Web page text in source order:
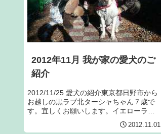
2012年11月 我が家の愛犬のご
紹介
2012/11/25 愛犬の紹介東京都日野市から
お越しの黒ラブ北ターシャちゃん７歳で
す。宜しくお願いします。イエローラブ
は当ペンションの愛犬ジャンヌ２歳で
す。2012/11/25 愛犬の紹介愛知県西尾市
2012.11.01